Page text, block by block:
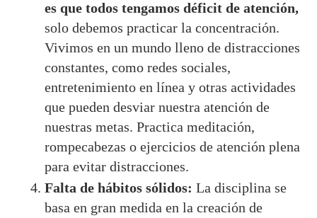
es que todos tengamos déficit de atención,
solo debemos practicar la concentración.
Vivimos en un mundo lleno de distracciones
constantes, como redes sociales,
entretenimiento en línea y otras actividades
que pueden desviar nuestra atención de
nuestras metas. Practica meditación,
rompecabezas o ejercicios de atención plena
para evitar distracciones.
Falta de hábitos sólidos: La disciplina se
basa en gran medida en la creación de